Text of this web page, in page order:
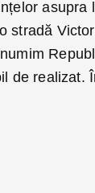
asupra
stradă
de realizat.